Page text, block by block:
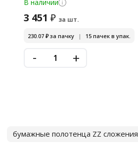
В наличии
3 451 ₽ за шт.
230.07 ₽за пачку | 15 пачек в упак.
- +
бумажные полотенца ZZ сложения